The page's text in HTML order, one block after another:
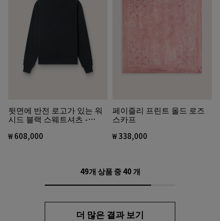
뒷면에 반전 로고가 있는 워
시드 블랙 스웨트셔츠 -
₩ 608,000
페이즐리 프린트 올드 로즈
스카프
₩ 338,000
49개 상품 중40개
더 많은 결과 보기